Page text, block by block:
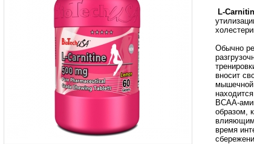
L-
Обычно
вносит
мышечной
ВСАА-
образом,
влияющим
время